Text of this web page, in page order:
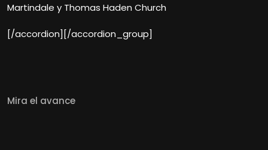
Martindale y Thomas Haden Church
[/accordion][/accordion_group]
Mira el avance